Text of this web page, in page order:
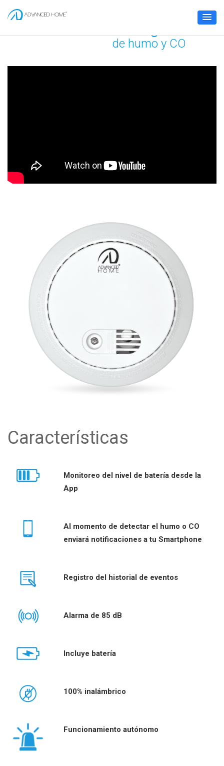
de humo y CO
Características
Monitoreo del nivel de batería desde la
App
Al momento de detectar el humo o CO
enviará notificaciones a tu Smartphone
Registro del historial de eventos
Alarma de 85 dB
Incluye batería
100% inalámbrico
Funcionamiento autónomo